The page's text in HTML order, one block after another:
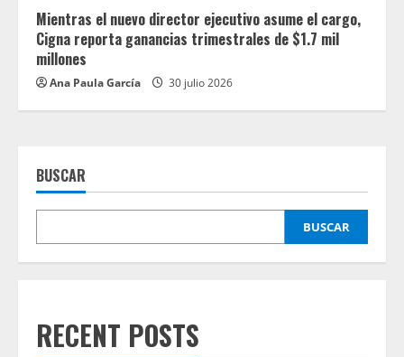
Mientras el nuevo director ejecutivo asume el cargo,
Cigna reporta ganancias trimestrales de $1.7 mil
millones
Ana Paula García 30 julio 2026
BUSCAR
BUSCAR
RECENT POSTS